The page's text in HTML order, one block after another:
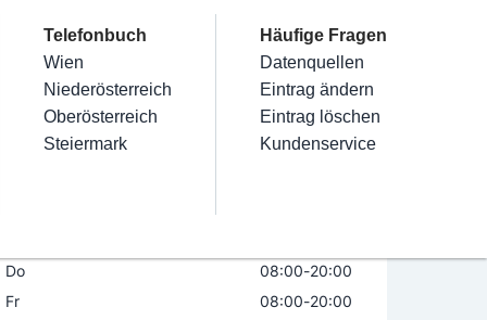
Kategorien
Friseur
Nägel
Haarentfernung
Make-Up
Für Unternehmer
Terminbuchung
Kostenlose Beratung
Top Branchen
Elektriker
Installateure
Maler & Lackierer
Branchen A-Z
Mein Firmeneintrag
Eintrag hinzufügen
Eintrag beanspruchen
Eintrag verwalten
Eintrag bewerben
Telefonbuch
Wien
Niederösterreich
Oberösterreich
Steiermark
Häufige Fragen
Datenquellen
Eintrag ändern
Eintrag löschen
Kundenservice
Öffnungszeiten Jetzt geöffnet
Do
08:00-20:00
Fr
08:00-20:00